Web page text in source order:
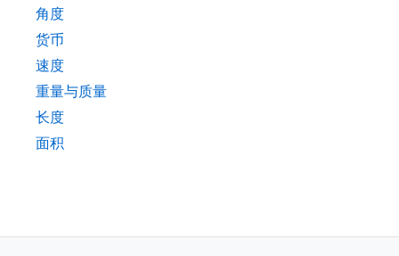
角度
货币
速度
重量与质量
长度
面积